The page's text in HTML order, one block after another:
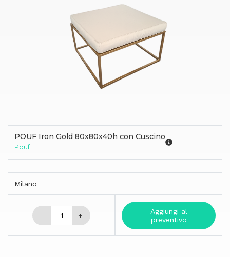
POUF Iron Gold 80x80x40h con Cuscino
Pouf
Milano
- +
Aggiungi al
preventivo